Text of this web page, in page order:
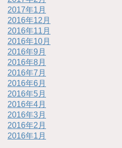
2017年1月
2016年12月
2016年11月
2016年10月
2016年9月
2016年8月
2016年7月
2016年6月
2016年5月
2016年4月
2016年3月
2016年2月
2016年1月